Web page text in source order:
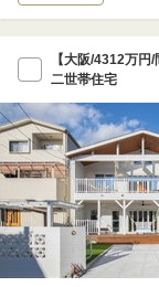
【大阪/4312万
二世帯住宅